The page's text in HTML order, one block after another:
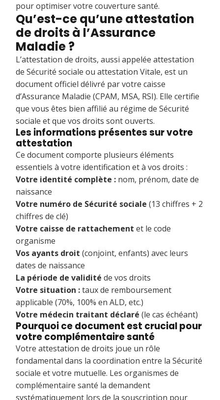
pour optimiser votre couverture santé.
Qu’est-ce qu’une attestation
de droits à l’Assurance
Maladie ?
L’attestation de droits, aussi appelée attestation
de Sécurité sociale ou attestation Vitale, est un
document officiel délivré par votre caisse
d’Assurance Maladie (CPAM, MSA, RSI). Elle certifie
que vous êtes bien affilié au régime de Sécurité
sociale et que vos droits sont ouverts.
Les informations présentes sur votre
attestation
Ce document comporte plusieurs éléments
essentiels à votre identification et à vos droits :
Votre identité complète : nom, prénom, date de
naissance
Votre numéro de Sécurité sociale (13 chiffres + 2
chiffres de clé)
Votre caisse de rattachement et le code
organisme
Vos ayants droit (conjoint, enfants) avec leurs
dates de naissance
La période de validité de vos droits
Votre situation :taux de remboursement
applicable (70%, 100% en ALD, etc.)
Votre médecin traitant déclaré (le cas échéant)
Pourquoi ce document est crucial pour
votre complémentaire santé
Votre attestation de droits joue un rôle
fondamental dans la coordination entre la Sécurité
sociale et votre mutuelle. Les organismes de
complémentaire santé la demandent
systématiquement lors de la souscription pour